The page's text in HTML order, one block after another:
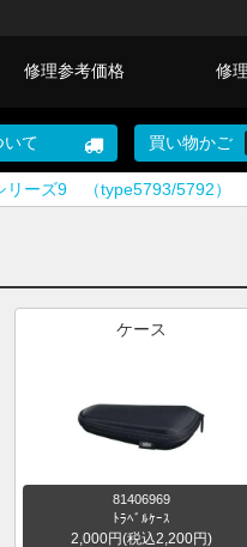
修理参考価格 修
いて 買い物かご
リーズ9 （type5793/5792）
ケース
81406969
ﾄﾗﾍﾞﾙｹｰｽ
2,000円(税込2,200円)